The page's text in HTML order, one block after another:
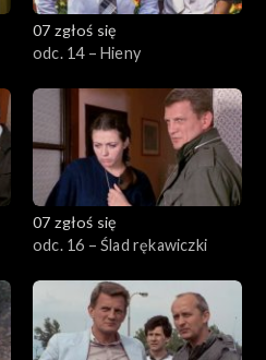
07 zgłoś się
odc. 14 – Hieny
07 zgłoś się
odc. 16 – Ślad rękawiczki